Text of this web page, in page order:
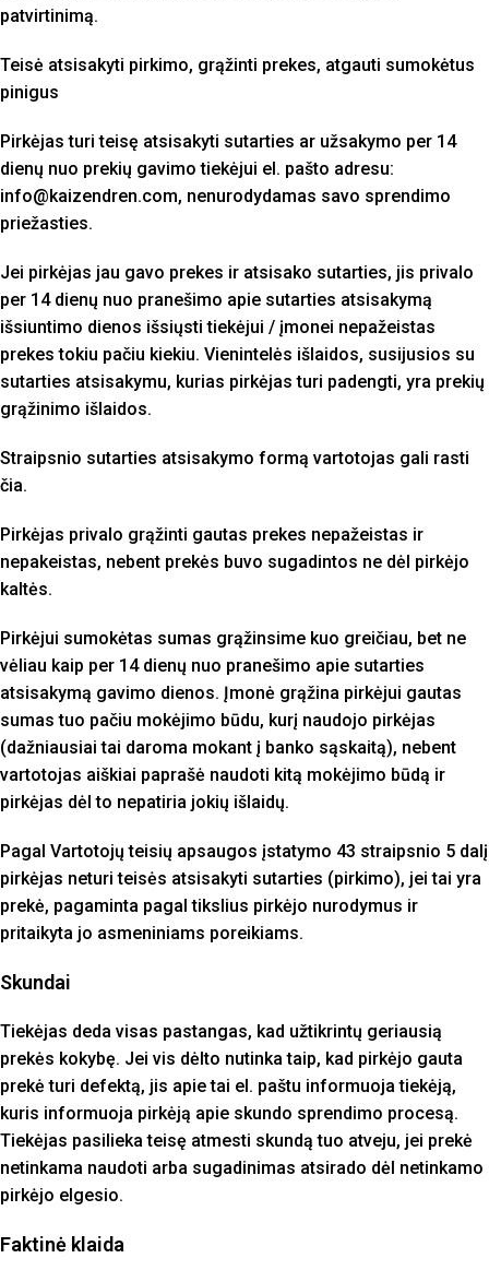
patvirtinimą.
Teisė atsisakyti pirkimo, grąžinti prekes, atgauti sumokėtus
pinigus
Pirkėjas turi teisę atsisakyti sutarties ar užsakymo per 14
dienų nuo prekių gavimo tiekėjui el. pašto adresu:
info@kaizendren.com, nenurodydamas savo sprendimo
priežasties.
Jei pirkėjas jau gavo prekes ir atsisako sutarties, jis privalo
per 14 dienų nuo pranešimo apie sutarties atsisakymą
išsiuntimo dienos išsiųsti tiekėjui / įmonei nepažeistas
prekes tokiu pačiu kiekiu. Vienintelės išlaidos, susijusios su
sutarties atsisakymu, kurias pirkėjas turi padengti, yra prekių
grąžinimo išlaidos.
Straipsnio sutarties atsisakymo formą vartotojas gali rasti
čia.
Pirkėjas privalo grąžinti gautas prekes nepažeistas ir
nepakeistas, nebent prekės buvo sugadintos ne dėl pirkėjo
kaltės.
Pirkėjui sumokėtas sumas grąžinsime kuo greičiau, bet ne
vėliau kaip per 14 dienų nuo pranešimo apie sutarties
atsisakymą gavimo dienos. Įmonė grąžina pirkėjui gautas
sumas tuo pačiu mokėjimo būdu, kurį naudojo pirkėjas
(dažniausiai tai daroma mokant į banko sąskaitą), nebent
vartotojas aiškiai paprašė naudoti kitą mokėjimo būdą ir
pirkėjas dėl to nepatiria jokių išlaidų.
Pagal Vartotojų teisių apsaugos įstatymo 43 straipsnio 5 dalį
pirkėjas neturi teisės atsisakyti sutarties (pirkimo), jei tai yra
prekė, pagaminta pagal tikslius pirkėjo nurodymus ir
pritaikyta jo asmeniniams poreikiams.
Skundai
Tiekėjas deda visas pastangas, kad užtikrintų geriausią
prekės kokybę. Jei vis dėlto nutinka taip, kad pirkėjo gauta
prekė turi defektą, jis apie tai el. paštu informuoja tiekėją,
kuris informuoja pirkėją apie skundo sprendimo procesą.
Tiekėjas pasilieka teisę atmesti skundą tuo atveju, jei prekė
netinkama naudoti arba sugadinimas atsirado dėl netinkamo
pirkėjo elgesio.
Faktinė klaida